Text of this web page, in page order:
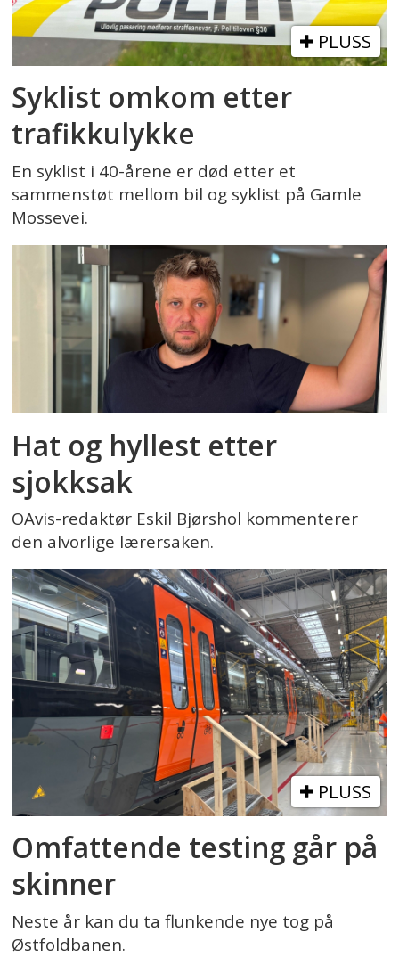
PLUSS
Syklist omkom etter
trafikkulykke
En syklist i 40-årene er død etter et
sammenstøt mellom bil og syklist på Gamle
Mossevei.
Hat og hyllest etter
sjokksak
OAvis-redaktør Eskil Bjørshol kommenterer
den alvorlige lærersaken.
PLUSS
Omfattende testing går på
skinner
Neste år kan du ta flunkende nye tog på
Østfoldbanen.